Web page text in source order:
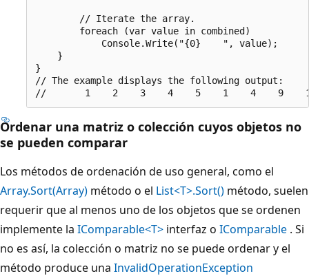
        // Iterate the array.
        foreach (var value in combined)
            Console.Write("{0}    ", value);
    }
}
// The example displays the following output:
Ordenar una matriz o colección cuyos objetos no
se pueden comparar
Los métodos de ordenación de uso general, como el
Array.Sort(Array) método o el List<T>.Sort() método, suelen
requerir que al menos uno de los objetos que se ordenen
implemente la IComparable<T> interfaz o IComparable . Si
no es así, la colección o matriz no se puede ordenar y el
método produce una InvalidOperationException